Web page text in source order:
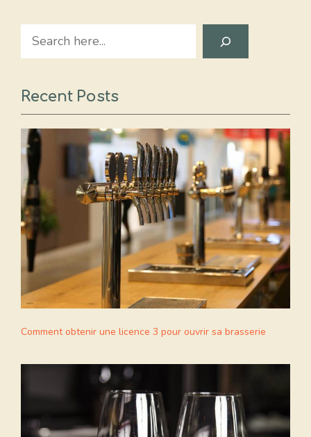
Search
Recent Posts
Comment obtenir une licence 3 pour ouvrir sa brasserie